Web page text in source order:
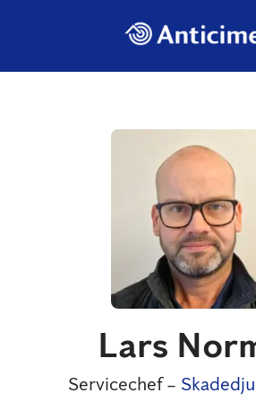
Lars
Servicechef –